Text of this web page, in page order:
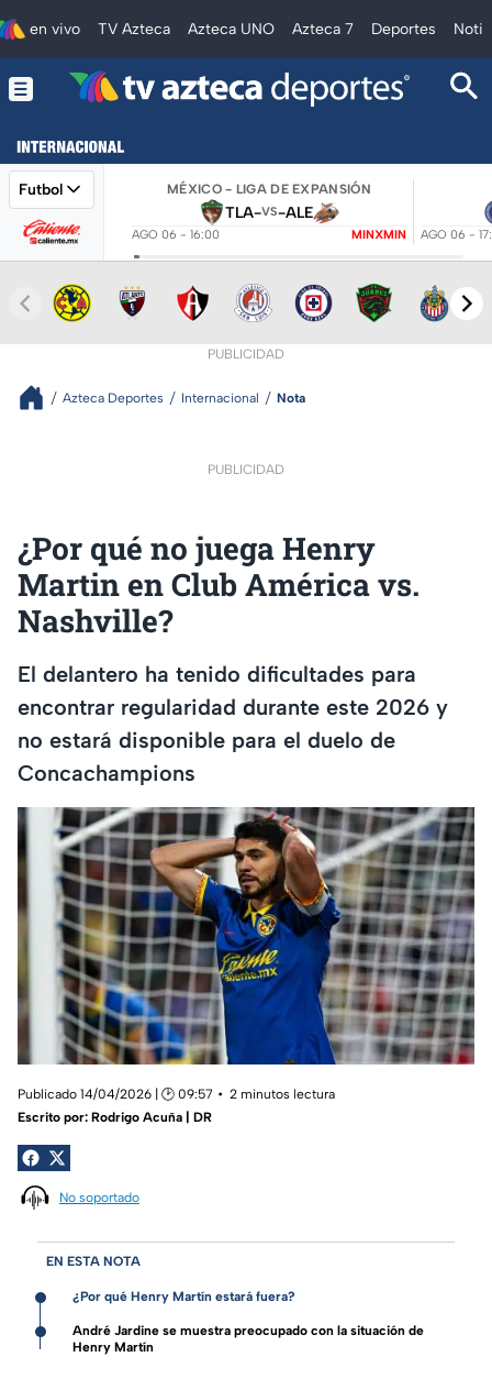
en vivo TV Azteca Azteca UNO Azteca 7 Deportes
Futbol MÉXICO - LIGA DE EXPANSIÓN
TLA-VS-ALE
AGO 06 - 16:00 MINXMIN AGO 06 -
PUBLICIDAD
Azteca Deportes Internacional Nota
PUBLICIDAD
¿Por qué no juega Henry
Martin en Club América vs.
Nashville?
El delantero ha tenido dificultades para
encontrar regularidad durante este 2026 y
no estará disponible para el duelo de
Concachampions
Publicado 14/04/2026 | 🕑 09:57
2 minutos lectura
Escrito por: Rodrigo Acuña | DR
No soportado
EN ESTA NOTA
¿Por qué Henry Martín estará fuera?
André Jardine se muestra preocupado con la situación de
Henry Martín